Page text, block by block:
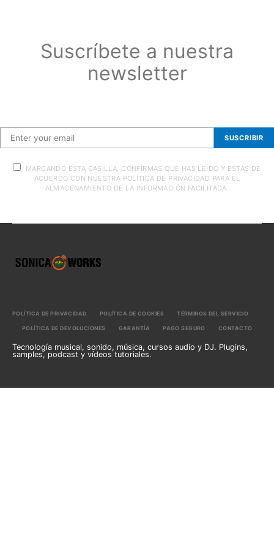
Suscríbete a nuestra
newsletter
SUSCRIBIR
MARCANDO ESTA CASILLA, CONFIRMAS QUE HAS LEÍDO Y ESTAS DE
ACUERDO CON NUESTRA POLÍTICA DE PRIVACIDAD PARA EL
ALMACENAMIENTO DE LA INFORMACIÓN FACILITADA.
POLÍTICA DE PRIVACIDAD POLÍTICA DE COOKIES TÉRMINOS DEL SERVICIO
POLÍTICA DE DEVOLUCIONES GARANTÍA PAGO SEGURO CONTACTO
Tecnología musical, sonido, música, cursos audio y DJ. Plugins,
samples, podcast y vídeos tutoriales.